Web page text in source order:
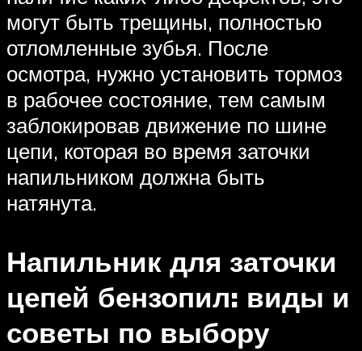
могут быть трещины, полностью
отломленные зубья. После
осмотра, нужно установить тормоз
в рабочее состояние, тем самым
заблокировав движение по шине
цепи, которая во время заточки
напильником должна быть
натянута.
Напильник для заточки
цепей бензопил: виды и
советы по выбору